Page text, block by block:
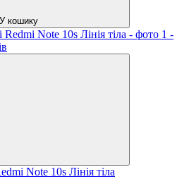
У кошику
Note 10s Лінія тіла